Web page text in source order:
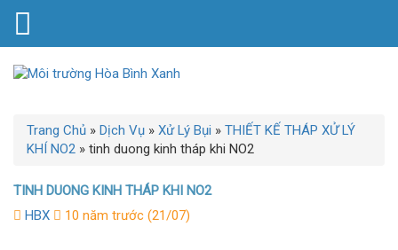
Trang Chủ » Dịch Vụ » Xử Lý Bụi » THIẾT KẾ THÁP XỬ LÝ
KHÍ NO2 » tinh duong kinh tháp khi NO2
TINH DUONG KINH THÁP KHI NO2
HBX
10 năm trước (21/07)